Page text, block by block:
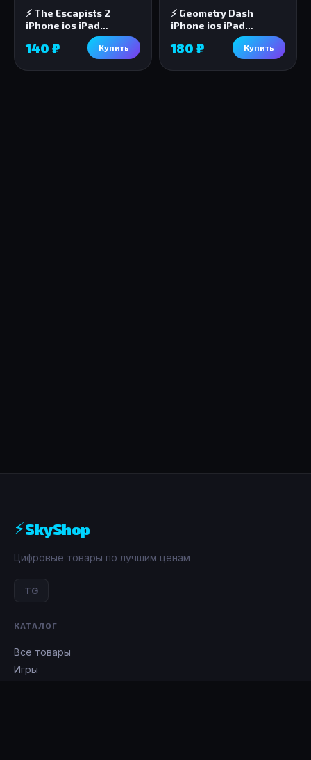
⚡️ The Escapists 2
iPhone ios iPad
Appstore + ПОДАРОК🎁
140 ₽ Купить
⚡️ Geometry Dash
iPhone ios iPad
Appstore 🎁🎈
180 ₽ Купить
⚡SkyShop
Цифровые товары по лучшим ценам
TG
КАТАЛОГ
Все товары
Игры